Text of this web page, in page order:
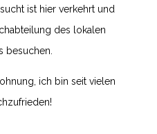
ist hier verkehrt und
des lokalen
besuchen.
ich bin seit vielen